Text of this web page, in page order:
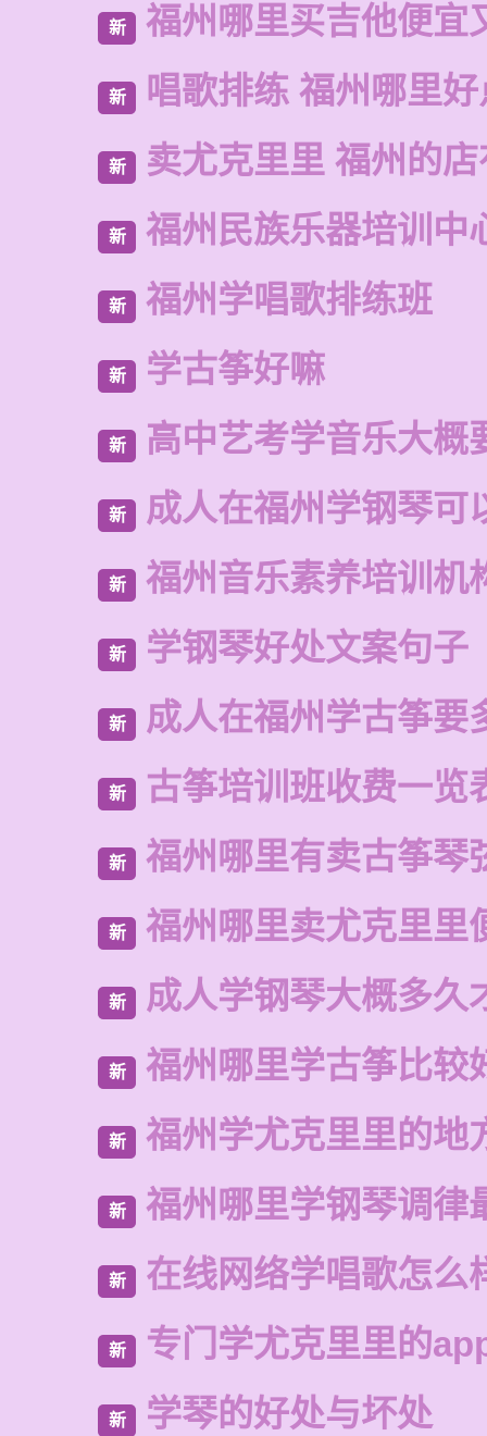
新 福州哪里买吉他便宜
新 唱歌排练 福州哪里
新 卖尤克里里 福州的
新 福州民族乐器培训中
新 福州学唱歌排练班
新 学古筝好嘛
新 高中艺考学音乐大概
新 成人在福州学钢琴可
新 福州音乐素养培训机
新 学钢琴好处文案句子
新 成人在福州学古筝要
新 古筝培训班收费一览
新 福州哪里有卖古筝琴
新 福州哪里卖尤克里里
新 成人学钢琴大概多久
新 福州哪里学古筝比较
新 福州学尤克里里的地
新 福州哪里学钢琴调律
新 在线网络学唱歌怎么
新 专门学尤克里里的
新 学琴的好处与坏处